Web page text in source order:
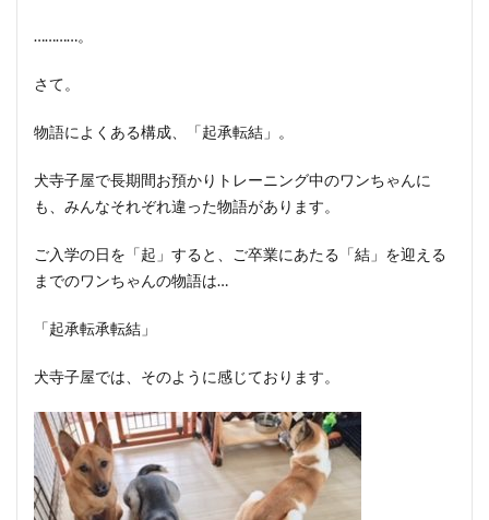
…………。
さて。
物語によくある構成、「起承転結」。
犬寺子屋で長期間お預かりトレーニング中のワンちゃんに
も、みんなそれぞれ違った物語があります。
ご入学の日を「起」すると、ご卒業にあたる「結」を迎える
までのワンちゃんの物語は…
「起承転承転結」
犬寺子屋では、そのように感じております。